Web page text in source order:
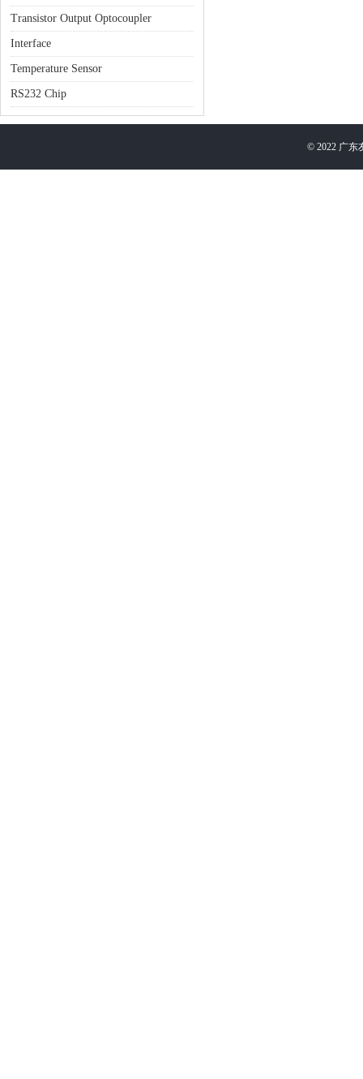
Transistor Output Optocoupler
Interface
Temperature Sensor
RS232 Chip
© 2022 广东